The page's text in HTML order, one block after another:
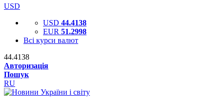
USD
USD 44.4138
EUR 51.2998
Всі курси валют
44.4138
Авторизація
Пошук
RU